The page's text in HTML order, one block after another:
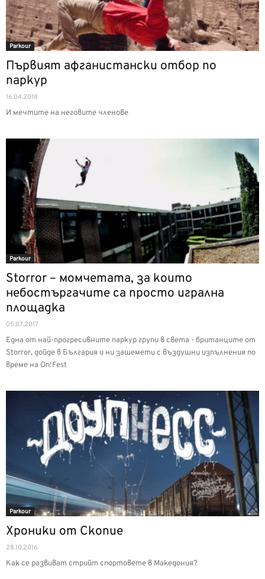
Parkour
Първият афганистански отбор по
паркур
16.04.2018
И мечтите на неговите членове
Parkour
Storror – момчетата, за които
небостъргачите са просто игрална
площадка
05.07.2017
Една от най-прогресивните паркур групи в света - британците от
Storror, дойде в България и ни зашемети с въздушни изпълнения по
време на On!Fest
Parkour
Хроники от Скопие
28.10.2016
Как се развиват стрийт спортовете в Македония?